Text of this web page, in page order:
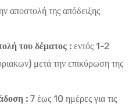
αποστολή της απόδειξης
του δέματος : εντός 1-2
μετά την επικύρωση της
: 7 έως 10 ημέρες για τις